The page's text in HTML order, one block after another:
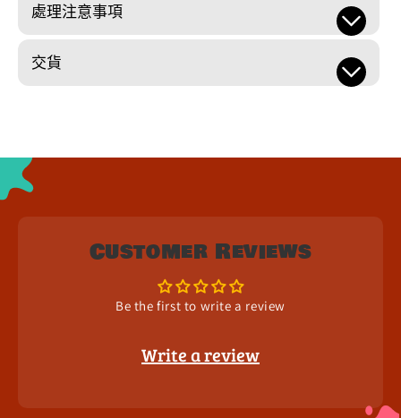
處理注意事項
交貨
Customer Reviews
Be the first to write a review
Write a review